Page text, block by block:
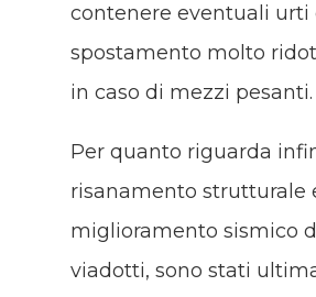
contenere eventuali urti
spostamento molto
in caso di mezzi pesanti.
Per quanto riguarda
risanamento strutturale
miglioramento sismico
viadotti, sono stati